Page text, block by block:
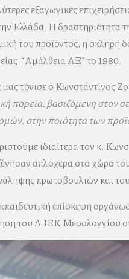
εξαγωγικές
Ελλάδα. Η δραστηριότητα
του προϊόντος, η σκληρή
“Αμάλθεια ΑΕ” το 1980.
τόνισε ο Κωνσταντίνος
πορεία, βασιζόμενη στον
στην ποιότητα των
ιδιαίτερα τον κ.
απλόχερα στο χώρο
πρωτοβουλιών και
επίσκεψη
του Δ.ΙΕΚ Μεσολογγίου